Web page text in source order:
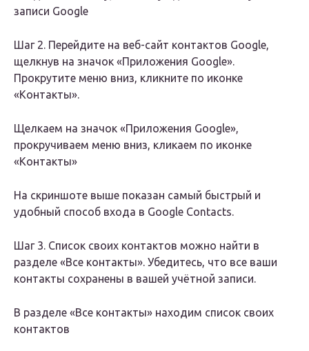
записи Google
Шаг 2. Перейдите на веб-сайт контактов Google,
щелкнув на значок «Приложения Google».
Прокрутите меню вниз, кликните по иконке
«Контакты».
Щелкаем на значок «Приложения Google»,
прокручиваем меню вниз, кликаем по иконке
«Контакты»
На скриншоте выше показан самый быстрый и
удобный способ входа в Google Contacts.
Шаг 3. Список своих контактов можно найти в
разделе «Все контакты». Убедитесь, что все ваши
контакты сохранены в вашей учётной записи.
В разделе «Все контакты» находим список своих
контактов